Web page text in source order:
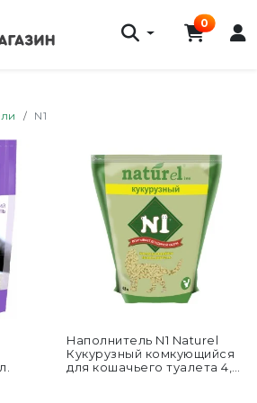
0
N1
Наполнитель N1 Naturel
Кукурузный комкующийся
для кошачьего туалета 4,5